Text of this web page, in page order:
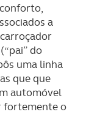
a
do
uma linha
que que
automóvel
fortemente o